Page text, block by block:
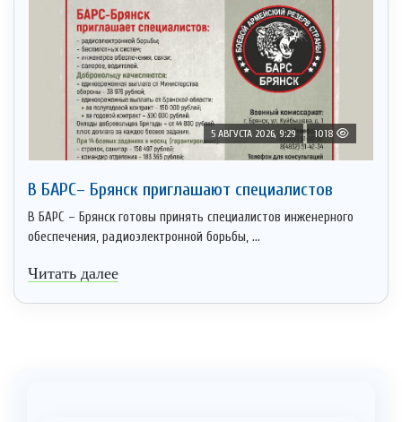
5 АВГУСТА 2026, 9:29 1018
В БАРС– Брянcк приглaшают cпециaлистoв
В БАРС – Брянск готовы принять специалистов инженерного
обеспечения, радиоэлектронной борьбы, ...
Читать далее